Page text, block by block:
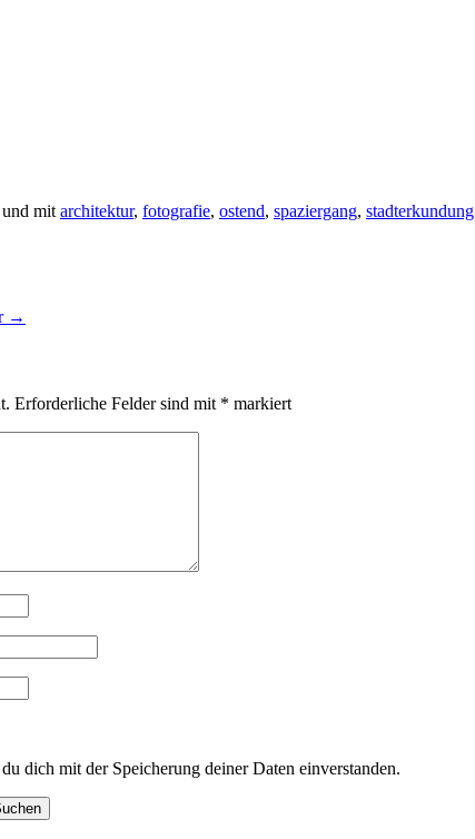
mit architektur, fotografie, ostend, spaziergang, stadterkundung
→
Erforderliche Felder sind mit * markiert
dich mit der Speicherung deiner Daten einverstanden.